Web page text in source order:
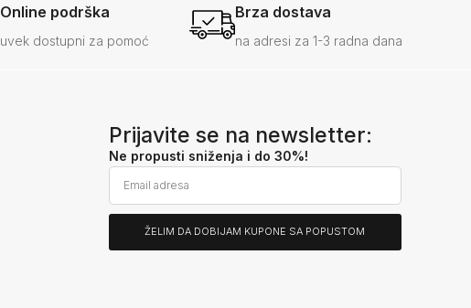
Online podrška
uvek dostupni za pomoć
Brza dostava
na adresi za 1-3 radna dana
Prijavite se na newsletter:
Ne propusti sniženja i do 30%!
ŽELIM DA DOBIJAM KUPONE SA POPUSTOM